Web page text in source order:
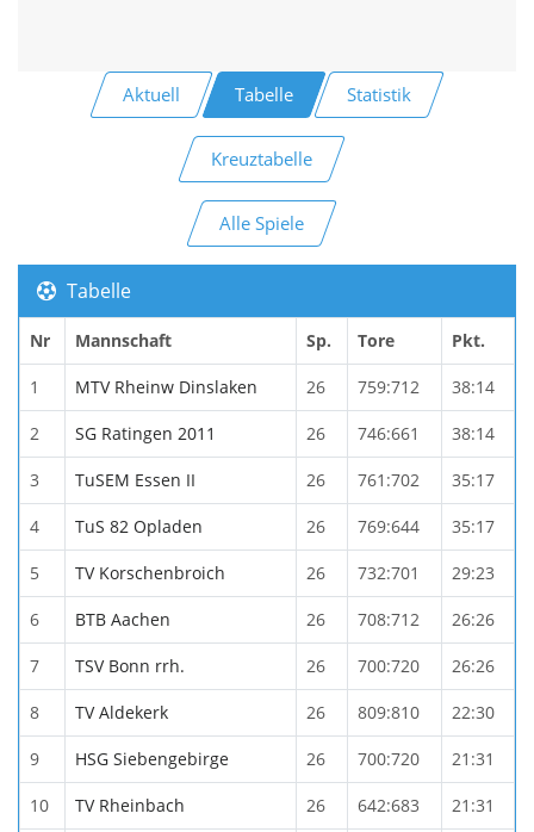
Aktuell Tabelle Statistik
Kreuztabelle
Alle Spiele
Tabelle
Nr Mannschaft Sp. Tore Pkt.
1 MTV Rheinw Dinslaken 26 759:712 38:14
2 SG Ratingen 2011 26 746:661 38:14
3 TuSEM Essen II 26 761:702 35:17
4 TuS 82 Opladen 26 769:644 35:17
5 TV Korschenbroich 26 732:701 29:23
6 BTB Aachen 26 708:712 26:26
7 TSV Bonn rrh. 26 700:720 26:26
8 TV Aldekerk 26 809:810 22:30
9 HSG Siebengebirge 26 700:720 21:31
10 TV Rheinbach 26 642:683 21:31